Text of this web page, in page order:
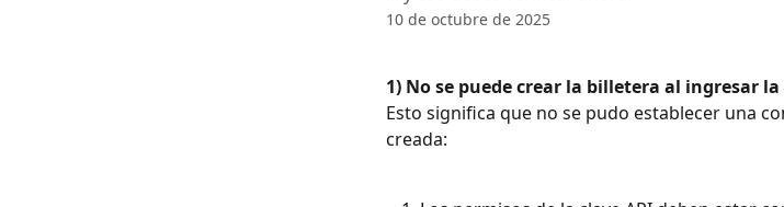
10 de octubre de 2025
1) No se puede crear la billetera al ingresar la
Esto significa que no se pudo establecer una
creada: